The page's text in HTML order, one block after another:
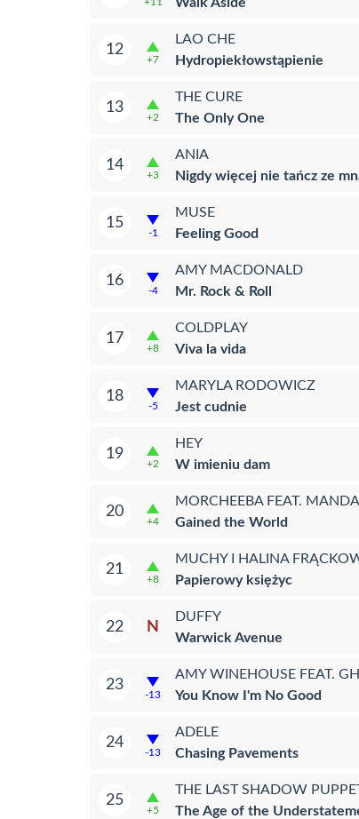
12
+7
LAO CHE
Hydropiekłowstąpienie
13
+2
THE CURE
The Only One
14
+3
ANIA
Nigdy więcej nie tańcz ze
15
-1
MUSE
Feeling Good
16
-4
AMY MACDONALD
Mr. Rock & Roll
17
+8
COLDPLAY
Viva la vida
18
-5
MARYLA RODOWICZ
Jest cudnie
19
+2
HEY
W imieniu dam
20
+4
MORCHEEBA FEAT. MANDA
Gained the World
21
+8
MUCHY I HALINA
Papierowy księżyc
22 N
DUFFY
Warwick Avenue
23
-13
AMY WINEHOUSE FEAT.
You Know I'm No Good
24
-13
ADELE
Chasing Pavements
25
+5
THE LAST SHADOW
The Age of the